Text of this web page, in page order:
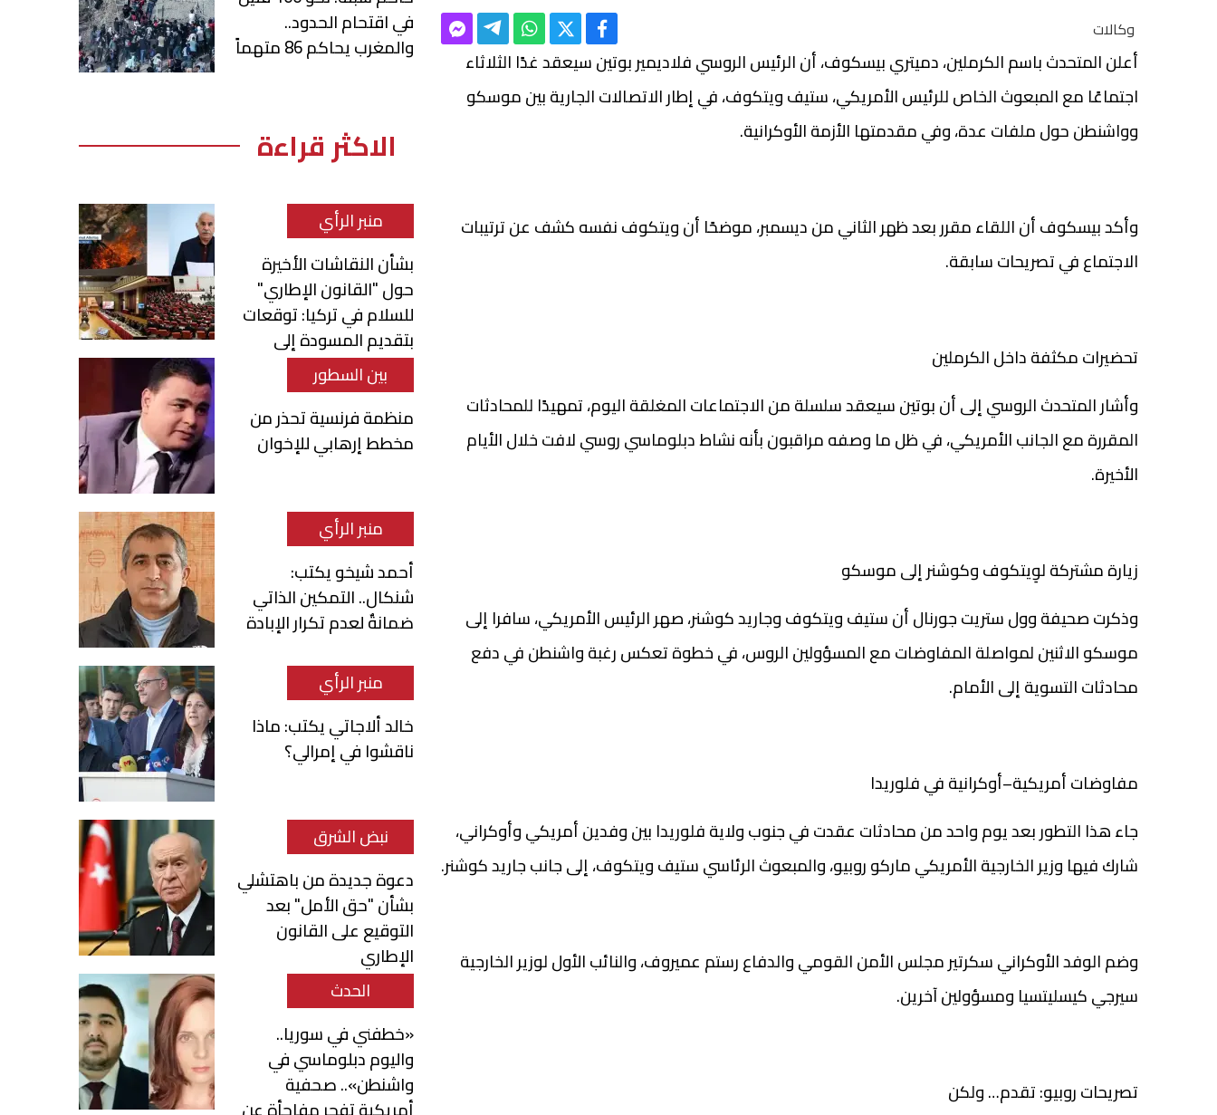
وكالات
أعلن المتحدث باسم الكرملين، دميتري بيسكوف، أن الرئيس الروسي فلاديمير بوتين سيعقد غدًا الثلاثاء
اجتماعًا مع المبعوث الخاص للرئيس الأمريكي، ستيف ويتكوف، في إطار الاتصالات الجارية بين موسكو
وواشنطن حول ملفات عدة، وفي مقدمتها الأزمة الأوكرانية.
وأكد بيسكوف أن اللقاء مقرر بعد ظهر الثاني من ديسمبر، موضحًا أن ويتكوف نفسه كشف عن ترتيبات
الاجتماع في تصريحات سابقة.
تحضيرات مكثفة داخل الكرملين
وأشار المتحدث الروسي إلى أن بوتين سيعقد سلسلة من الاجتماعات المغلقة اليوم، تمهيدًا للمحادثات
المقررة مع الجانب الأمريكي، في ظل ما وصفه مراقبون بأنه نشاط دبلوماسي روسي لافت خلال الأيام
الأخيرة.
زيارة مشتركة لوِيتكوف وكوشنر إلى موسكو
وذكرت صحيفة وول ستريت جورنال أن ستيف ويتكوف وجاريد كوشنر، صهر الرئيس الأمريكي، سافرا إلى
موسكو الاثنين لمواصلة المفاوضات مع المسؤولين الروس، في خطوة تعكس رغبة واشنطن في دفع
محادثات التسوية إلى الأمام.
مفاوضات أمريكية–أوكرانية في فلوريدا
جاء هذا التطور بعد يوم واحد من محادثات عقدت في جنوب ولاية فلوريدا بين وفدين أمريكي وأوكراني،
شارك فيها وزير الخارجية الأمريكي ماركو روبيو، والمبعوث الرئاسي ستيف ويتكوف، إلى جانب جاريد كوشنر.
وضم الوفد الأوكراني سكرتير مجلس الأمن القومي والدفاع رستم عميروف، والنائب الأول لوزير الخارجية
سيرجي كيسليتسيا ومسؤولين آخرين.
تصريحات روبيو: تقدم… ولكن
في اقتحام الحدود..
والمغرب يحاكم 86 متهماً
الاكثر قراءة
منبر الرأي
بشأن النقاشات الأخيرة
حول "القانون الإطاري"
للسلام في تركيا: توقعات
بتقديم المسودة إلى
البرلمانبين السطور
منظمة فرنسية تحذر من
مخطط إرهابي للإخوان
منبر الرأي
أحمد شيخو يكتب:
شنكال.. التمكين الذاتي
ضمانةٌ لعدم تكرار الإبادة
منبر الرأي
خالد ألاجاتي يكتب: ماذا
ناقشوا في إمرالي؟
نبض الشرق
دعوة جديدة من باهتشلي
بشأن "حق الأمل" بعد
التوقيع على القانون
الإطاري
الحدث
«خطفني في سوريا..
واليوم دبلوماسي في
واشنطن».. صحفية